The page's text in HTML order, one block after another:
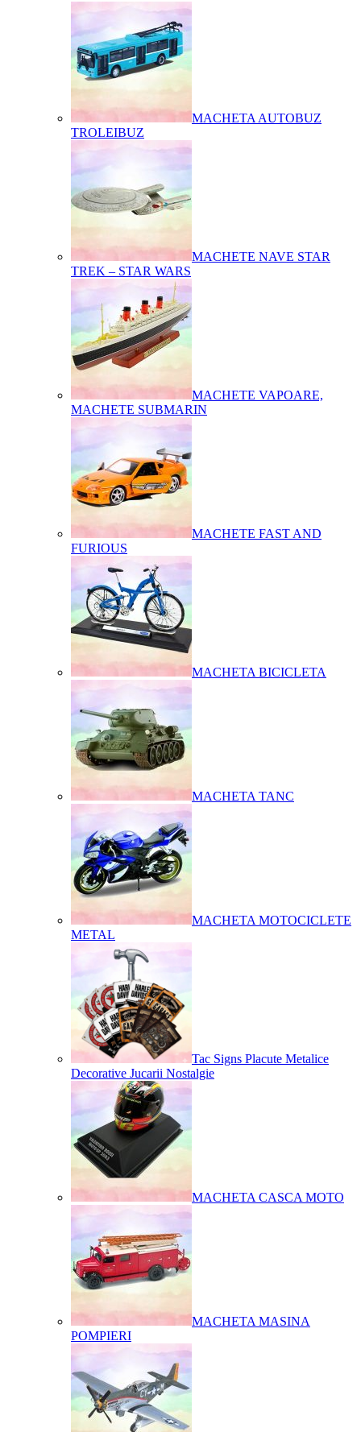
MACHETA AUTOBUZ
TROLEIBUZ
MACHETE NAVE STAR
TREK – STAR WARS
MACHETE VAPOARE,
MACHETE SUBMARIN
MACHETE FAST AND
FURIOUS
MACHETA BICICLETA
MACHETA TANC
MACHETA MOTOCICLETE
METAL
Tac Signs Placute Metalice
Decorative Jucarii Nostalgie
MACHETA CASCA MOTO
MACHETA MASINA
POMPIERI